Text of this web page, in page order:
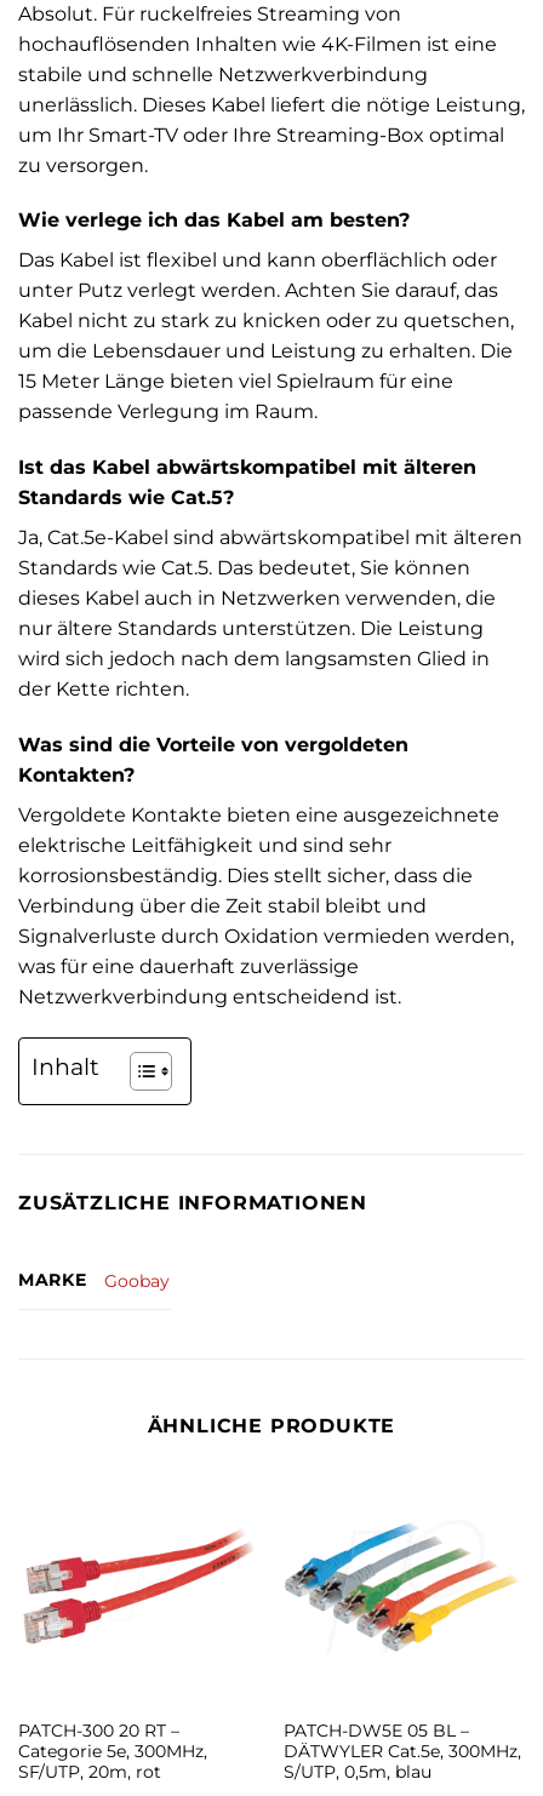
Absolut. Für ruckelfreies Streaming von
hochauflösenden Inhalten wie 4K-Filmen ist eine
stabile und schnelle Netzwerkverbindung
unerlässlich. Dieses Kabel liefert die nötige Leistung,
um Ihr Smart-TV oder Ihre Streaming-Box optimal
zu versorgen.
Wie verlege ich das Kabel am besten?
Das Kabel ist flexibel und kann oberflächlich oder
unter Putz verlegt werden. Achten Sie darauf, das
Kabel nicht zu stark zu knicken oder zu quetschen,
um die Lebensdauer und Leistung zu erhalten. Die
15 Meter Länge bieten viel Spielraum für eine
passende Verlegung im Raum.
Ist das Kabel abwärtskompatibel mit älteren
Standards wie Cat.5?
Ja, Cat.5e-Kabel sind abwärtskompatibel mit älteren
Standards wie Cat.5. Das bedeutet, Sie können
dieses Kabel auch in Netzwerken verwenden, die
nur ältere Standards unterstützen. Die Leistung
wird sich jedoch nach dem langsamsten Glied in
der Kette richten.
Was sind die Vorteile von vergoldeten
Kontakten?
Vergoldete Kontakte bieten eine ausgezeichnete
elektrische Leitfähigkeit und sind sehr
korrosionsbeständig. Dies stellt sicher, dass die
Verbindung über die Zeit stabil bleibt und
Signalverluste durch Oxidation vermieden werden,
was für eine dauerhaft zuverlässige
Netzwerkverbindung entscheidend ist.
Inhalt
ZUSÄTZLICHE INFORMATIONEN
MARKE Goobay
ÄHNLICHE PRODUKTE
PATCH-300 20 RT –
Categorie 5e, 300MHz,
SF/UTP, 20m, rot
PATCH-DW5E 05 BL –
DÄTWYLER Cat.5e, 300MHz,
S/UTP, 0,5m, blau